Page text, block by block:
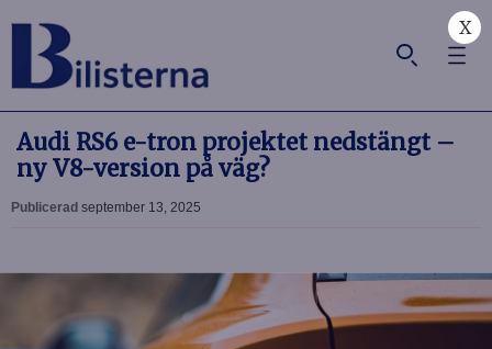
X
Audi RS6 e-tron projektet nedstängt –
ny V8-version på väg?
Publicerad september 13, 2025